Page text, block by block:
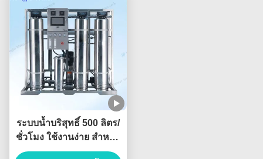
ระบบน้ำบริสุทธิ์ 500 ลิตร/
ชั่วโมง ใช้งานง่าย สำหรับ
อุตสาหกรรมอาหารและ